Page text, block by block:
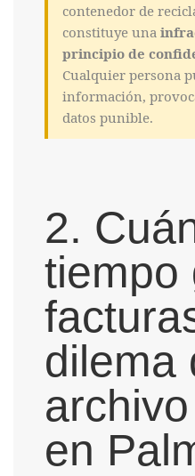
contenedor de
constituye una
principio de
Cualquier persona
información,
datos punible.
2.
tiempo
dilema
en